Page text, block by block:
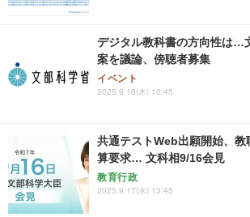
デジタル教科書の方向性は…
案を議論、傍聴者募集
イベント
2025.9.18(木) 10:45
共通テストWeb出願開始、教
算要求… 文科相9/16会見
教育行政
2025.9.17(水) 13:45